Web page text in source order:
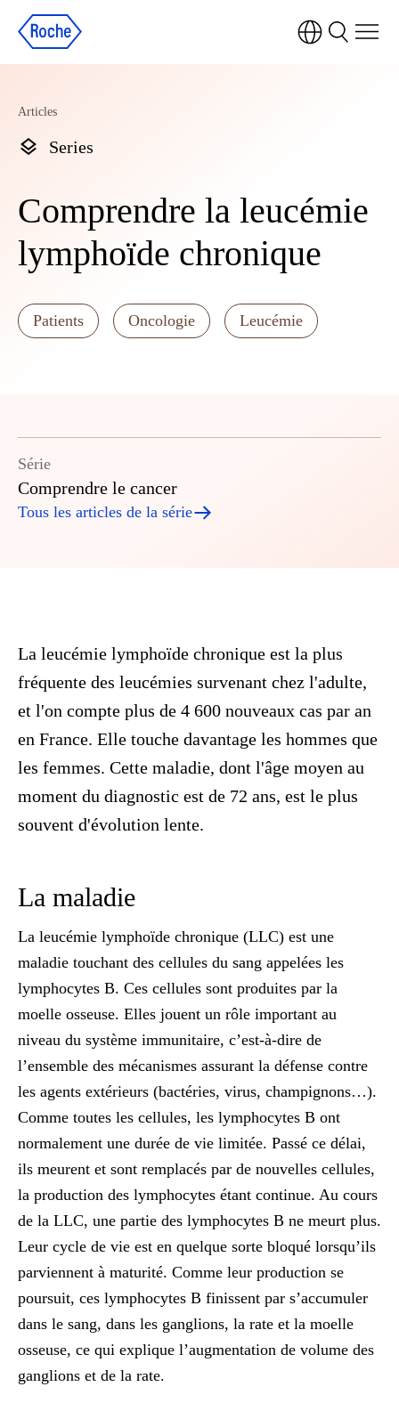
Articles
Series
Comprendre la leucémie
lymphoïde chronique
Patients Oncologie Leucémie
Série
Comprendre le cancer
Tous les articles de la série
La leucémie lymphoïde chronique est la plus
fréquente des leucémies survenant chez l'adulte,
et l'on compte plus de 4 600 nouveaux cas par an
en France. Elle touche davantage les hommes que
les femmes. Cette maladie, dont l'âge moyen au
moment du diagnostic est de 72 ans, est le plus
souvent d'évolution lente.
La maladie
La leucémie lymphoïde chronique (LLC) est une
maladie touchant des cellules du sang appelées les
lymphocytes B. Ces cellules sont produites par la
moelle osseuse. Elles jouent un rôle important au
niveau du système immunitaire, c’est-à-dire de
l’ensemble des mécanismes assurant la défense contre
les agents extérieurs (bactéries, virus, champignons…).
Comme toutes les cellules, les lymphocytes B ont
normalement une durée de vie limitée. Passé ce délai,
ils meurent et sont remplacés par de nouvelles cellules,
la production des lymphocytes étant continue. Au cours
de la LLC, une partie des lymphocytes B ne meurt plus.
Leur cycle de vie est en quelque sorte bloqué lorsqu’ils
parviennent à maturité. Comme leur production se
poursuit, ces lymphocytes B finissent par s’accumuler
dans le sang, dans les ganglions, la rate et la moelle
osseuse, ce qui explique l’augmentation de volume des
ganglions et de la rate.